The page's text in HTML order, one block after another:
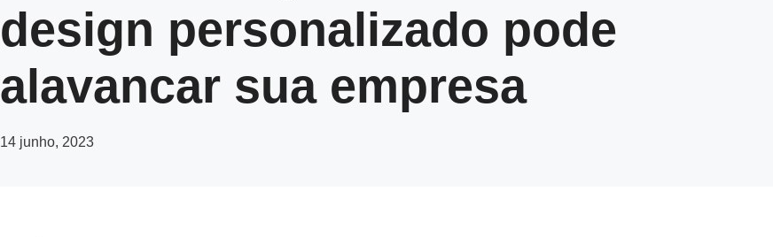
design personalizado pode
alavancar sua empresa
14 junho, 2023